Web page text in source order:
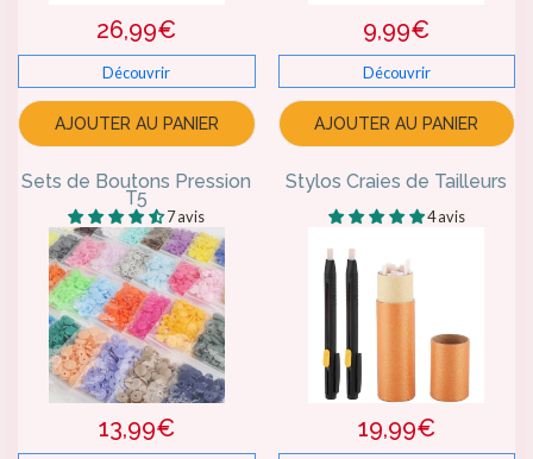
26,99€
Découvrir
AJOUTER AU PANIER
9,99€
Découvrir
AJOUTER AU PANIER
Sets de Boutons Pression
T5
7 avis
13,99€
Stylos Craies de Tailleurs
4 avis
19,99€